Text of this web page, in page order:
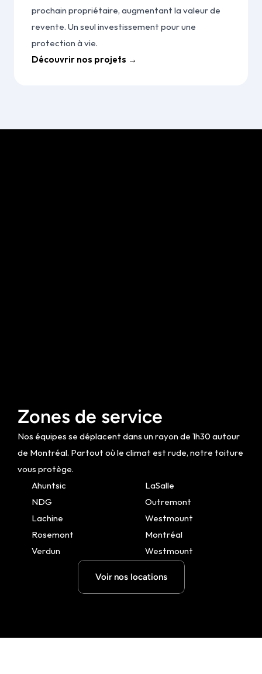
prochain propriétaire, augmentant la valeur de
revente. Un seul investissement pour une
protection à vie.
Découvrir nos projets →
Zones de service
Nos équipes se déplacent dans un rayon de 1h30 autour
de Montréal. Partout où le climat est rude, notre toiture
vous protège.
Ahuntsic
NDG
Lachine
Rosemont
Verdun
LaSalle
Outremont
Westmount
Montréal
Westmount
Voir nos locations